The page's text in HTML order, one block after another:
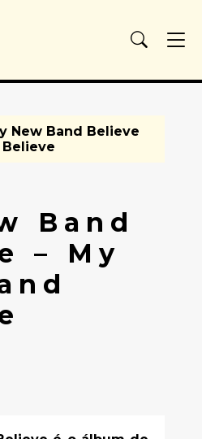
New Band Believe
Believe
Band
– My